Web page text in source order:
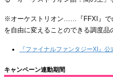
※オーケストリオン……『FFXI』で
を自由に変えることのできる調度品
『ファイナルファンタジーXI』
キャンペーン連動期間